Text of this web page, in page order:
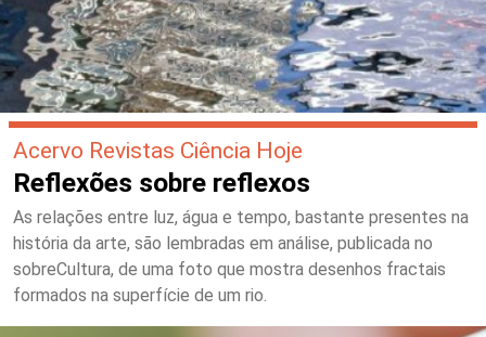
Acervo Revistas Ciência Hoje
Reflexões sobre reflexos
As relações entre luz, água e tempo, bastante presentes na
história da arte, são lembradas em análise, publicada no
sobreCultura, de uma foto que mostra desenhos fractais
formados na superfície de um rio.